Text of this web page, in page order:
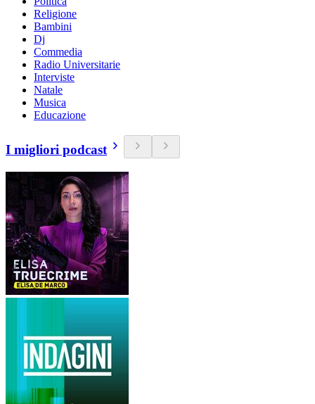
Religione
Bambini
Dj
Commedia
Radio Universitarie
Interviste
Natale
Musica
Educazione
I migliori podcast